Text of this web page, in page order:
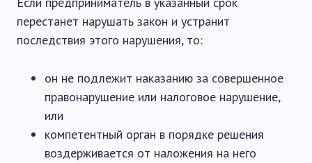
перестанет нарушать закон и устранит
последствия этого нарушения, то:
он не подлежит наказанию за совершенное
правонарушение или налоговое нарушение,
или
компетентный орган в порядке решения
воздерживается от наложения на него